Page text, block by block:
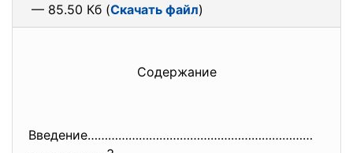
— 85.50 Кб (Скачать файл)
Содержание
Введение…………………………………………………………